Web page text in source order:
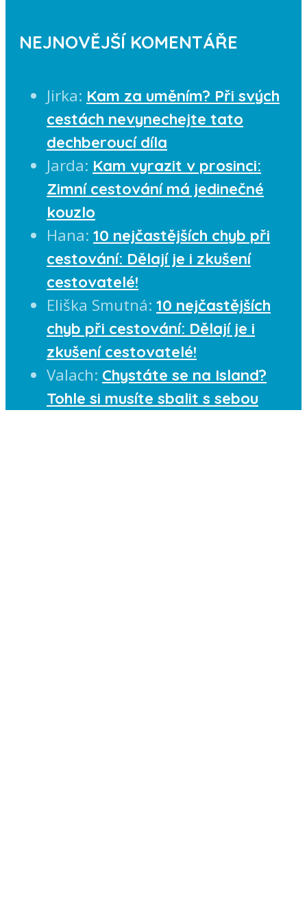
NEJNOVĚJŠÍ KOMENTÁŘE
Jirka: Kam za uměním? Při svých
cestách nevynechejte tato
dechberoucí díla
Jarda: Kam vyrazit v prosinci:
Zimní cestování má jedinečné
kouzlo
Hana: 10 nejčastějších chyb při
cestování: Dělají je i zkušení
cestovatelé!
Eliška Smutná: 10 nejčastějších
chyb při cestování: Dělají je i
zkušení cestovatelé!
Valach: Chystáte se na Island?
Tohle si musíte sbalit s sebou